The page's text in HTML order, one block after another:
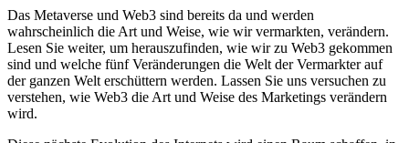
Das Metaverse und Web3 sind bereits da und werden
wahrscheinlich die Art und Weise, wie wir vermarkten, verändern.
Lesen Sie weiter, um herauszufinden, wie wir zu Web3 gekommen
sind und welche fünf Veränderungen die Welt der Vermarkter auf
der ganzen Welt erschüttern werden. Lassen Sie uns versuchen zu
verstehen, wie Web3 die Art und Weise des Marketings verändern
wird.